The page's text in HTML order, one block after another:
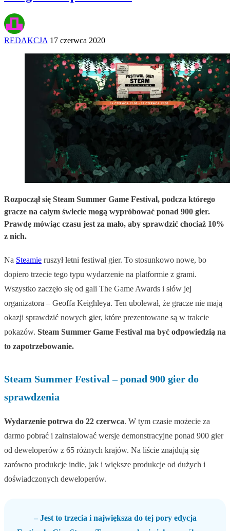
REDAKCJA 17 czerwca 2020
Rozpoczął się Steam Summer Game Festival, podcza którego
gracze na całym świecie mogą wypróbować ponad 900 gier.
Prawdę mówiąc czasu jest za mało, aby sprawdzić chociaż 10%
z nich.
Na Steamie ruszył letni festiwal gier. To stosunkowo nowe, bo
dopiero trzecie tego typu wydarzenie na platformie z grami.
Wszystko zaczęło się od gali The Game Awards i słów jej
organizatora – Geoffa Keighleya. Ten ubolewał, że gracze nie mają
okazji sprawdzić nowych gier, które prezentowane są w trakcie
pokazów. Steam Summer Game Festival ma być odpowiedzią na
to zapotrzebowanie.
Steam Summer Festival – ponad 900 gier do
sprawdzenia
Wydarzenie potrwa do 22 czerwca. W tym czasie możecie za
darmo pobrać i zainstalować wersje demonstracyjne ponad 900 gier
od deweloperów z 65 różnych krajów. Na liście znajdują się
zarówno produkcje indie, jak i większe produkcje od dużych i
doświadczonych deweloperów.
– Jest to trzecia i największa do tej pory edycja